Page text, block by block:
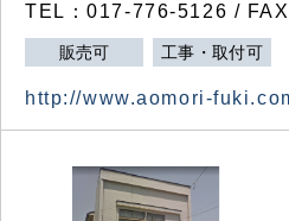
TEL：017-776-5126 /
販売可 工事・取付可
http://www.aomori-